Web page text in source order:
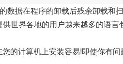
据在程序的卸载后残余卸载和扫
世界各地的用户越来越多的语言
的计算机上安装容易!即使你有问